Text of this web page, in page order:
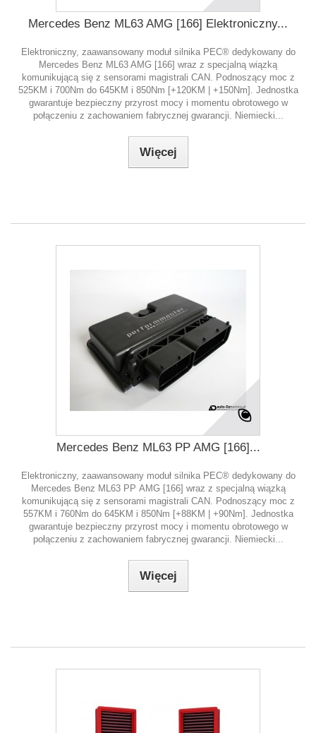
Mercedes Benz ML63 AMG [166] Elektroniczny...
Elektroniczny, zaawansowany moduł silnika PEC® dedykowany do
Mercedes Benz ML63 AMG [166] wraz z specjalną wiązką
komunikującą się z sensorami magistrali CAN. Podnoszący moc z
525KM i 700Nm do 645KM i 850Nm [+120KM | +150Nm]. Jednostka
gwarantuje bezpieczny przyrost mocy i momentu obrotowego w
połączeniu z zachowaniem fabrycznej gwarancji. Niemiecki...
Więcej
Mercedes Benz ML63 PP AMG [166]...
Elektroniczny, zaawansowany moduł silnika PEC® dedykowany do
Mercedes Benz ML63 PP AMG [166] wraz z specjalną wiązką
komunikującą się z sensorami magistrali CAN. Podnoszący moc z
557KM i 760Nm do 645KM i 850Nm [+88KM | +90Nm]. Jednostka
gwarantuje bezpieczny przyrost mocy i momentu obrotowego w
połączeniu z zachowaniem fabrycznej gwarancji. Niemiecki...
Więcej